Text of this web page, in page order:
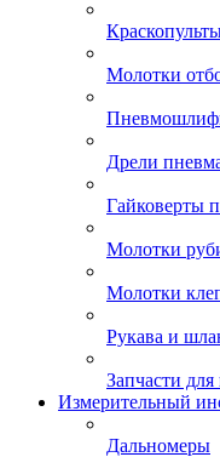
Молотки
Дрели
Гайковерты
Молотки
Молотки
Рукава и
Запчасти
Измерительный
Дальномеры